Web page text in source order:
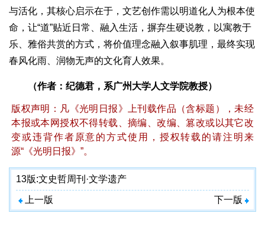
与活化，其核心启示在于，文艺创作需以明道化人为根本使
命，让“道”贴近日常、融入生活，摒弃生硬说教，以寓教于
乐、雅俗共赏的方式，将价值理念融入叙事肌理，最终实现
春风化雨、润物无声的文化育人效果。
（作者：纪德君，系广州大学人文学院教授）
版权声明：凡《光明日报》上刊载作品（含标题），未经
本报或本网授权不得转载、摘编、改编、篡改或以其它改
变或违背作者原意的方式使用，授权转载的请注明来
源“《光明日报》”。
13版:文史哲周刊·文学遗产
上一版 下一版